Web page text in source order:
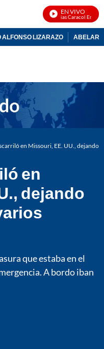
EN VIVO
Noticias Caracol En Vivo
ALFONSO LIZARAZO
en Missouri, EE. UU., dejando
en
dejando
que estaba en el
A bordo iban